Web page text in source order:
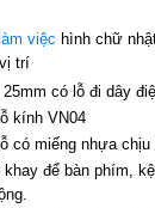
việc hình chữ
trí
có lỗ đi dây
kính VN04
có miếng nhựa
để bàn phím,